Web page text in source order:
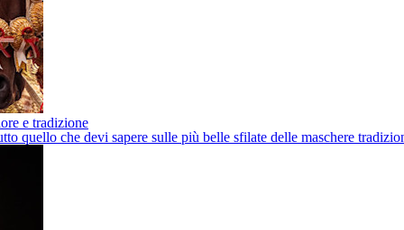
e tradizione
quello che devi sapere sulle più belle sfilate delle maschere